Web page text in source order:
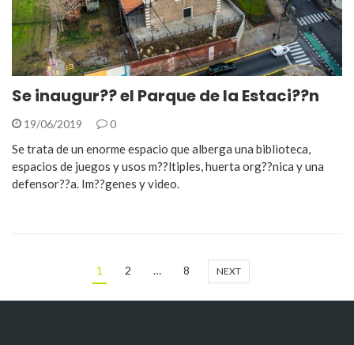
Se inaugur?? el Parque de la Estaci??n
19/06/2019 0
Se trata de un enorme espacio que alberga una biblioteca,
espacios de juegos y usos m??ltiples, huerta org??nica y una
defensor??a. Im??genes y video.
1 2 … 8 NEXT